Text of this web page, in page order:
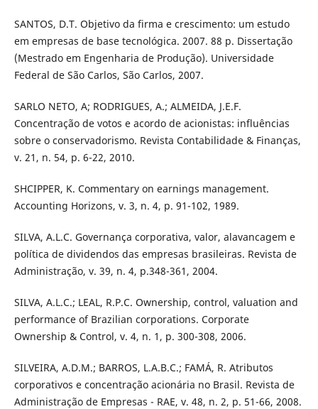
SANTOS, D.T. Objetivo da firma e crescimento: um estudo
em empresas de base tecnológica. 2007. 88 p. Dissertação
(Mestrado em Engenharia de Produção). Universidade
Federal de São Carlos, São Carlos, 2007.
SARLO NETO, A; RODRIGUES, A.; ALMEIDA, J.E.F.
Concentração de votos e acordo de acionistas: influências
sobre o conservadorismo. Revista Contabilidade & Finanças,
v. 21, n. 54, p. 6-22, 2010.
SHCIPPER, K. Commentary on earnings management.
Accounting Horizons, v. 3, n. 4, p. 91-102, 1989.
SILVA, A.L.C. Governança corporativa, valor, alavancagem e
política de dividendos das empresas brasileiras. Revista de
Administração, v. 39, n. 4, p.348-361, 2004.
SILVA, A.L.C.; LEAL, R.P.C. Ownership, control, valuation and
performance of Brazilian corporations. Corporate
Ownership & Control, v. 4, n. 1, p. 300-308, 2006.
SILVEIRA, A.D.M.; BARROS, L.A.B.C.; FAMÁ, R. Atributos
corporativos e concentração acionária no Brasil. Revista de
Administração de Empresas - RAE, v. 48, n. 2, p. 51-66, 2008.